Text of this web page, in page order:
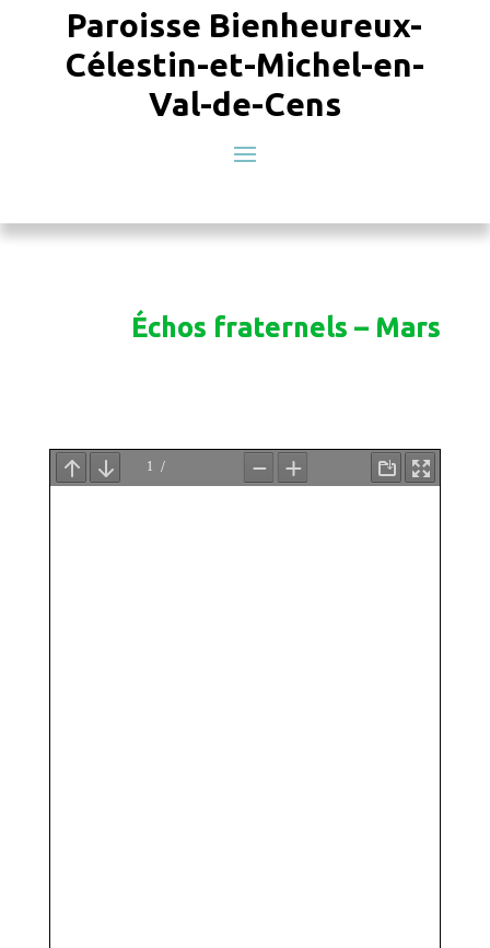
Paroisse Bienheureux-
Célestin-et-Michel-en-
Val-de-Cens
Échos fraternels – Mars